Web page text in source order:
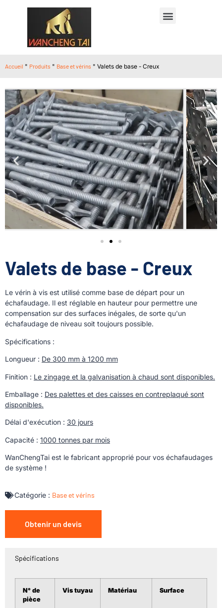
Accueil " Produits " Base et vérins " Valets de base - Creux
Valets de base - Creux
Le vérin à vis est utilisé comme base de départ pour un
échafaudage. Il est réglable en hauteur pour permettre une
compensation sur des surfaces inégales, de sorte qu'un
échafaudage de niveau soit toujours possible.
Spécifications :
Longueur : De 300 mm à 1200 mm
Finition : Le zingage et la galvanisation à chaud sont disponibles.
Emballage : Des palettes et des caisses en contreplaqué sont
disponibles.
Délai d'exécution : 30 jours
Capacité : 1000 tonnes par mois
WanChengTai est le fabricant approprié pour vos échafaudages
de système !
Catégorie : Base et vérins
Obtenir un devis
Spécifications
N° de
pièce
Vis tuyau Matériau Surface